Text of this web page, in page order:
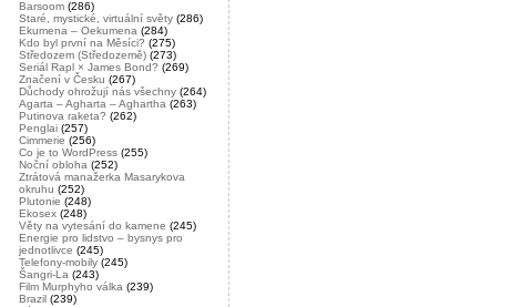
Barsoom (286)
Staré, mystické, virtuální světy (286)
Ekumena – Oekumena (284)
Kdo byl první na Měsíci? (275)
Středozem (Středozemě) (273)
Seriál Rapl × James Bond? (269)
Značení v Česku (267)
Důchody ohrožují nás všechny (264)
Agarta – Agharta – Aghartha (263)
Putinova raketa? (262)
Penglai (257)
Cimmerie (256)
Co je to WordPress (255)
Noční obloha (252)
Ztrátová manažerka Masarykova
okruhu (252)
Plutonie (248)
Ekosex (248)
Věty na vytesání do kamene (245)
Energie pro lidstvo – bysnys pro
jednotlivce (245)
Telefony-mobily (245)
Šangri-La (243)
Film Murphyho válka (239)
Brazil (239)